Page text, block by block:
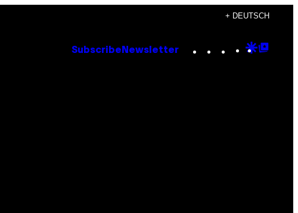
+ DEUTSCH
Subscribe Newsletter Instagram
TikTok
YouTube
Google